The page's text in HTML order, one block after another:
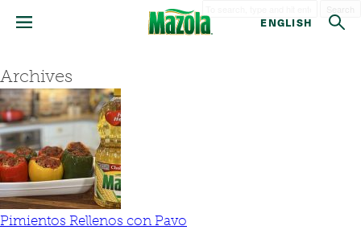
ENGLISH
Archives
Pimientos Rellenos con Pavo